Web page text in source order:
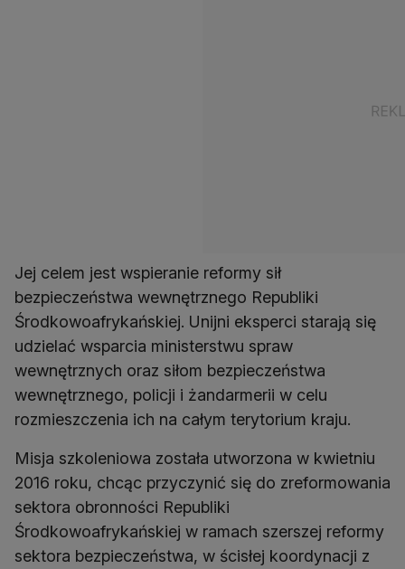
Jej celem jest wspieranie reformy sił
bezpieczeństwa wewnętrznego Republiki
Środkowoafrykańskiej. Unijni eksperci starają się
udzielać wsparcia ministerstwu spraw
wewnętrznych oraz siłom bezpieczeństwa
wewnętrznego, policji i żandarmerii w celu
rozmieszczenia ich na całym terytorium kraju.
Misja szkoleniowa została utworzona w kwietniu
2016 roku, chcąc przyczynić się do zreformowania
sektora obronności Republiki
Środkowoafrykańskiej w ramach szerszej reformy
sektora bezpieczeństwa, w ścisłej koordynacji z